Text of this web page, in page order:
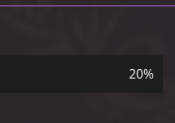
20%